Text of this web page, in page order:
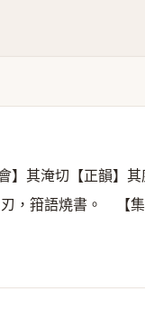
】其淹切【正韻】其
刃，箝語燒書。 【